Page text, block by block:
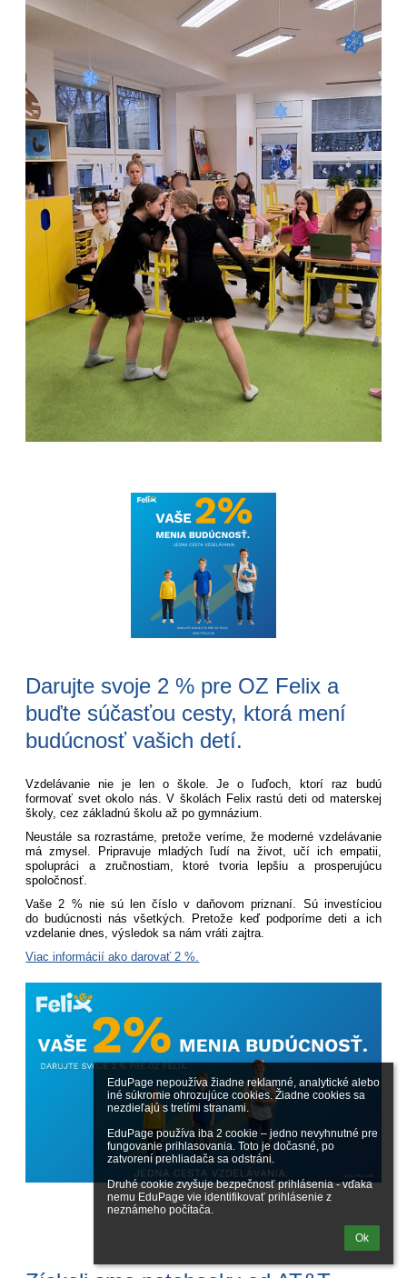
EduPage nepoužíva žiadne reklamné, analytické alebo
iné súkromie ohrozujúce cookies. Žiadne cookies sa
nezdieľajú s tretími stranami.
EduPage používa iba 2 cookie – jedno nevyhnutné pre
fungovanie prihlasovania. Toto je dočasné, po
zatvorení prehliadača sa odstráni.
Druhé cookie zvyšuje bezpečnosť prihlásenia - vďaka
nemu EduPage vie identifikovať prihlásenie z
neznámeho počítača.
Ok
Darujte svoje 2 % pre OZ Felix a
buďte súčasťou cesty, ktorá mení
budúcnosť vašich detí.
Vzdelávanie nie je len o škole. Je o ľuďoch, ktorí raz budú
formovať svet okolo nás. V školách Felix rastú deti od materskej
školy, cez základnú školu až po gymnázium.
Neustále sa rozrastáme, pretože veríme, že moderné vzdelávanie
má zmysel. Pripravuje mladých ľudí na život, učí ich empatii,
spolupráci a zručnostiam, ktoré tvoria lepšiu a prosperujúcu
spoločnosť.
Vaše 2 % nie sú len číslo v daňovom priznaní. Sú investíciou
do budúcnosti nás všetkých. Pretože keď podporíme deti a ich
vzdelanie dnes, výsledok sa nám vráti zajtra.
Viac informácií ako darovať 2 %.